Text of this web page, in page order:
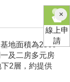
地面積為2509
及二房多元房
2層，約提供
×關
閉
線上申
請